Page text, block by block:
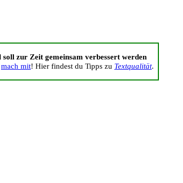
zur Zeit gemeinsam verbessert werden
mach mit! Hier findest du Tipps zu Textqualität.